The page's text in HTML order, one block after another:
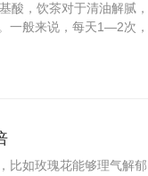
酸，饮茶对于清油解腻
一般来说，每天1―2次
如玫瑰花能够理气解